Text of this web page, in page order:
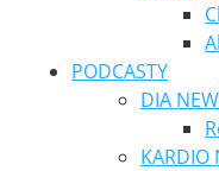
PODCASTY
DIA
KARDIO